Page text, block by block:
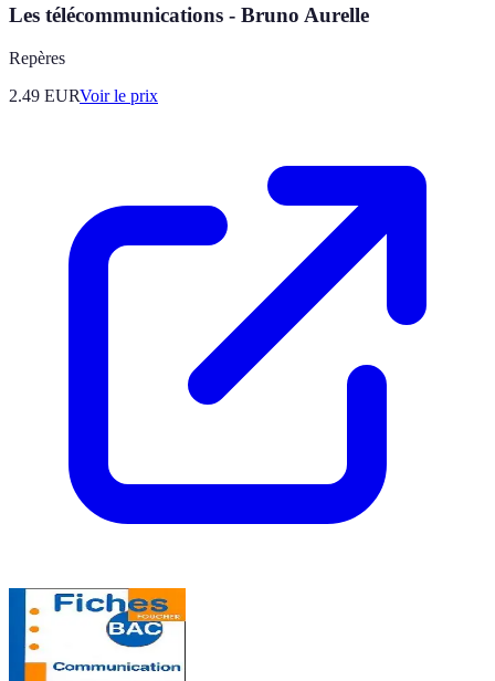
Les télécommunications - Bruno Aurelle
Repères
2.49 EURVoir le prix